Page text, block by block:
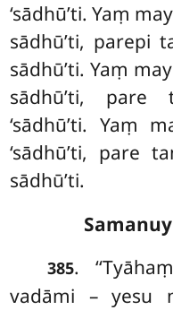
‘sādhū’ti. Yaṃ
sādhū’ti, parepi
sādhū’ti. Yaṃ
sādhū’ti, pare
‘sādhū’ti. Yaṃ
‘sādhū’ti, pare
sādhū’ti.
385.
vadāmi – yesu